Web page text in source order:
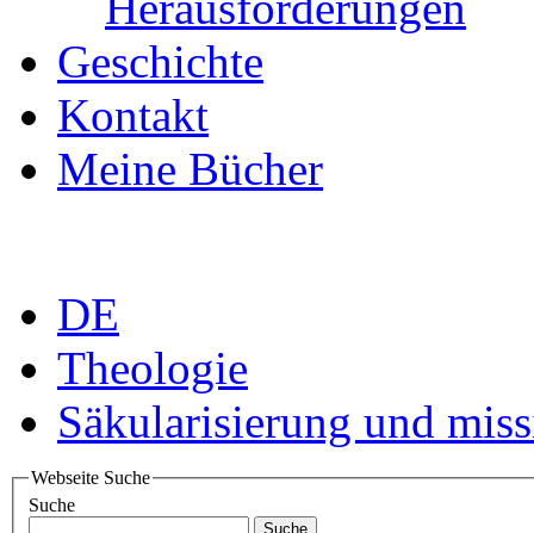
Geschichte
Kontakt
Meine Bücher
DE
Theologie
Säkularisierung und
Webseite Suche
Suche